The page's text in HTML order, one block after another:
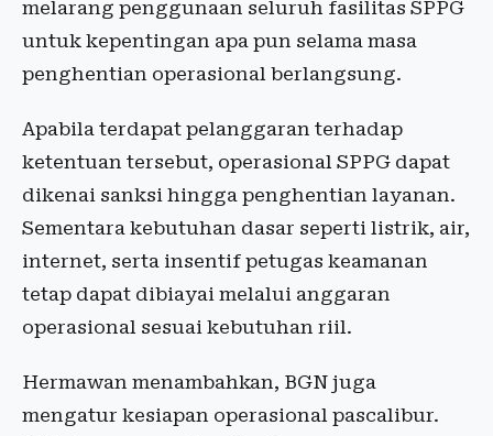
melarang penggunaan seluruh fasilitas SPPG
untuk kepentingan apa pun selama masa
penghentian operasional berlangsung.
Apabila terdapat pelanggaran terhadap
ketentuan tersebut, operasional SPPG dapat
dikenai sanksi hingga penghentian layanan.
Sementara kebutuhan dasar seperti listrik, air,
internet, serta insentif petugas keamanan
tetap dapat dibiayai melalui anggaran
operasional sesuai kebutuhan riil.
Hermawan menambahkan, BGN juga
mengatur kesiapan operasional pascalibur.